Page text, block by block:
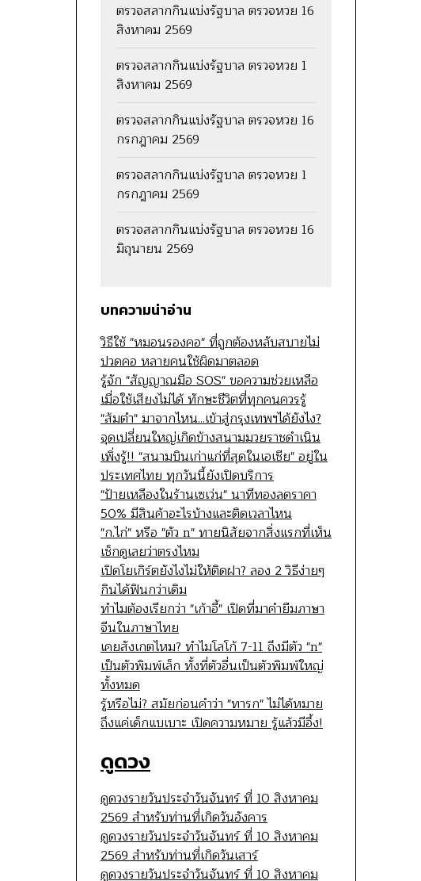
ตรวจสลากกินแบ่งรัฐบาล ตรวจหวย 16
สิงหาคม 2569
ตรวจสลากกินแบ่งรัฐบาล ตรวจหวย 1
สิงหาคม 2569
ตรวจสลากกินแบ่งรัฐบาล ตรวจหวย 16
กรกฎาคม 2569
ตรวจสลากกินแบ่งรัฐบาล ตรวจหวย 1
กรกฎาคม 2569
ตรวจสลากกินแบ่งรัฐบาล ตรวจหวย 16
มิถุนายน 2569
บทความน่าอ่าน
วิธีใช้ "หมอนรองคอ" ที่ถูกต้องหลับสบายไม่
ปวดคอ หลายคนใช้ผิดมาตลอด
รู้จัก "สัญญาณมือ SOS" ขอความช่วยเหลือ
เมื่อใช้เสียงไม่ได้ ทักษะชีวิตที่ทุกคนควรรู้
"ส้มตำ" มาจากไหน...เข้าสู่กรุงเทพฯได้ยังไง?
จุดเปลี่ยนใหญ่เกิดข้างสนามมวยราชดำเนิน
เพิ่งรู้!! "สนามบินเก่าแก่ที่สุดในเอเชีย" อยู่ใน
ประเทศไทย ทุกวันนี้ยังเปิดบริการ
"ป้ายเหลืองในร้านเซเว่น" นาทีทองลดราคา
50% มีสินค้าอะไรบ้างและติดเวลาไหน
"ก.ไก่" หรือ "ตัว n" ทายนิสัยจากสิ่งแรกที่เห็น
เช็กดูเลยว่าตรงไหม
เปิดโยเกิร์ตยังไงไม่ให้ติดฝา? ลอง 2 วิธีง่ายๆ
กินได้ฟินกว่าเดิม
ทำไมต้องเรียกว่า "เก้าอี้" เปิดที่มาคำยืมภาษา
จีนในภาษาไทย
เคยสังเกตไหม? ทำไมโลโก้ 7-11 ถึงมีตัว "n"
เป็นตัวพิมพ์เล็ก ทั้งที่ตัวอื่นเป็นตัวพิมพ์ใหญ่
ทั้งหมด
รู้หรือไม่? สมัยก่อนคำว่า "ทารก" ไม่ได้หมาย
ถึงแค่เด็กแบเบาะ เปิดความหมาย รู้แล้วมีอึ้ง!
ดูดวง
ดูดวงรายวันประจำวันจันทร์ ที่ 10 สิงหาคม
2569 สำหรับท่านที่เกิดวันอังคาร
ดูดวงรายวันประจำวันจันทร์ ที่ 10 สิงหาคม
2569 สำหรับท่านที่เกิดวันเสาร์
ดูดวงรายวันประจำวันจันทร์ ที่ 10 สิงหาคม